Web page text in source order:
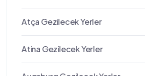
Atça Gezilecek Yerler
Atina Gezilecek Yerler